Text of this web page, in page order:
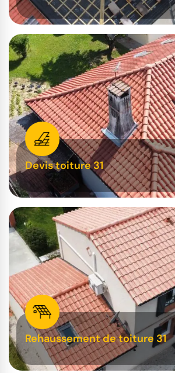
Devis toiture 31
Rehaussement de toiture 31